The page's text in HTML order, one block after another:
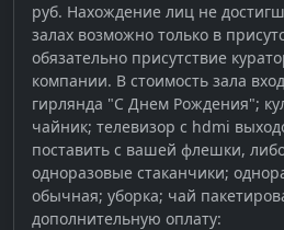
руб. Нахождение лиц не
залах возможно только в
обязательно присутствие
компании. В стоимость зала
гирлянда "С Днем Рождения";
чайник; телевизор с hdmi
поставить с вашей флешки,
одноразовые стаканчики;
обычная; уборка; чай
дополнительную оплату: